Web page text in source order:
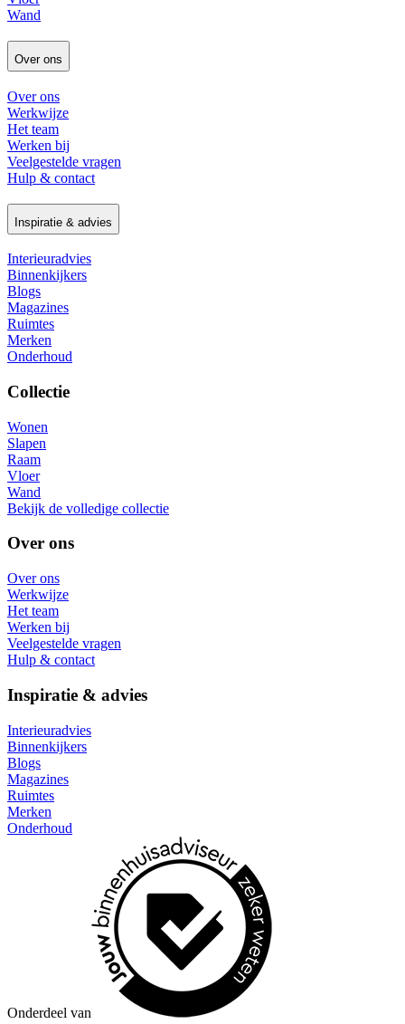
Wand
Over ons
Over ons
Werkwijze
Het team
Werken bij
Veelgestelde vragen
Hulp & contact
Inspiratie & advies
Interieuradvies
Binnenkijkers
Blogs
Magazines
Ruimtes
Merken
Onderhoud
Collectie
Wonen
Slapen
Raam
Vloer
Wand
Bekijk de volledige collectie
Over ons
Over ons
Werkwijze
Het team
Werken bij
Veelgestelde vragen
Hulp & contact
Inspiratie & advies
Interieuradvies
Binnenkijkers
Blogs
Magazines
Ruimtes
Merken
Onderhoud
Onderdeel van